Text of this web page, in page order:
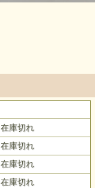
在庫切れ
在庫切れ
在庫切れ
在庫切れ